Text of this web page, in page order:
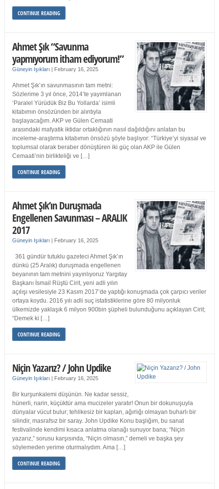
CONTINUE READING
Ahmet Şık “Savunma
yapmıyorum itham ediyorum!”
Güneyin Işıkları | February 16, 2025
Ahmet Şık’ın savunmasının tam metni:
Sözlerime 3 yıl önce, 2014’te yayımlanan
‘Paralel Yürüdük Biz Bu Yollarda’ isimli
kitabımın önsözünden bir alıntıyla
başlayacağım. AKP ve Gülen Cemaati
arasındaki mafyatik iktidar ortaklığının nasıl dağıldığını anlatan bu
inceleme-araştırma kitabımın önsözü şöyle başlıyor: “Türkiye’yi siyasal ve
toplumsal olarak beraber dönüştüren iki güç olan AKP ile Gülen
Cemaati’nin birlikteliği ve […]
CONTINUE READING
Ahmet Şık’ın Duruşmada
Engellenen Savunması – ARALIK
2017
Güneyin Işıkları | February 16, 2025
361 gündür tutuklu gazeteci Ahmet Şık’ın
dünkü (25 Aralık) duruşmada engellenen
beyanının tam metnini yayınlıyoruz Yargıtay
Başkanı İsmail Rüştü Cirit, yeni adli yılın
açılışı vesilesiyle 23 Kasım 2017’de yaptığı konuşmada çok çarpıcı veriler
ortaya koydu. 2016 yılı adli suç istatistiklerine göre 80 milyonluk
ülkemizde yaklaşık 6 milyon 900bin şüpheli bulunduğunu açıklayan Cirit;
“Demek ki […]
CONTINUE READING
Niçin Yazarız? / John Updike
Güneyin Işıkları | February 16, 2025
Bir kurşunkalemi düşünün. Ne kadar sessiz,
hünerli, narin, küçüktür ama mucizeler yaratır! Onun bir dokunuşuyla
dünyalar vücut bulur; tehlikesiz bir kaplan, ağırlığı olmayan buharlı bir
silindir, masrafsız bir saray. John Updike Konu başlığım, bu sanat
festivalinde kendimi kısaca anlatma olanağı sunuyor bana; “Niçin
yazarız,” sorusu karşısında, “Niçin olmasın,” demeli ve başka şey
söylemeden yerime oturmalıydım. Ama […]
CONTINUE READING